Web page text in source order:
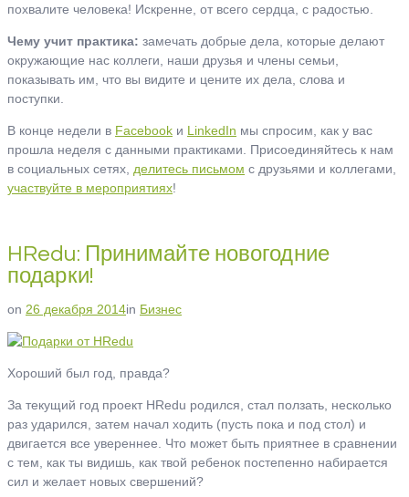
похвалите человека! Искренне, от всего сердца, с радостью.
Чему учит практика: замечать добрые дела, которые делают
окружающие нас коллеги, наши друзья и члены семьи,
показывать им, что вы видите и цените их дела, слова и
поступки.
В конце недели в Facebook и LinkedIn мы спросим, как у вас
прошла неделя с данными практиками. Присоединяйтесь к нам
в социальных сетях, делитесь письмом с друзьями и коллегами,
участвуйте в мероприятиях!
HRedu: Принимайте новогодние
подарки!
on 26 декабря 2014in Бизнес
Хороший был год, правда?
За текущий год проект HRedu родился, стал ползать, несколько
раз ударился, затем начал ходить (пусть пока и под стол) и
двигается все увереннее. Что может быть приятнее в сравнении
с тем, как ты видишь, как твой ребенок постепенно набирается
сил и желает новых свершений?